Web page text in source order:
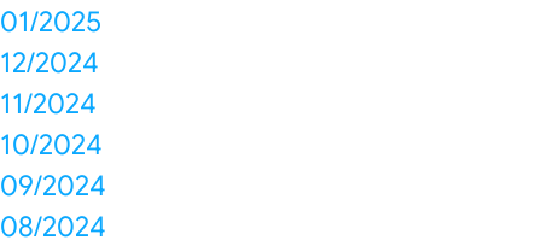
01/2025
12/2024
11/2024
10/2024
09/2024
08/2024